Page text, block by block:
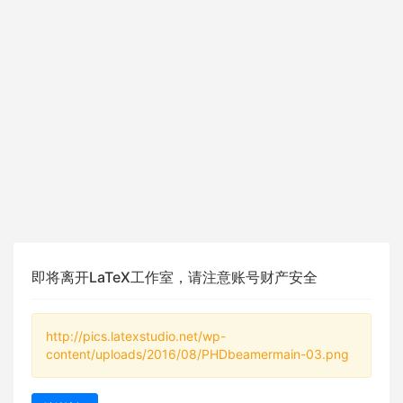
即将离开LaTeX工作室，请注意账号财产安全
http://pics.latexstudio.net/wp-
content/uploads/2016/08/PHDbeamermain-03.png